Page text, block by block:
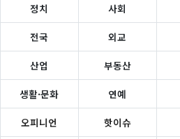
정치 사회
전국 외교
산업 부동산
생활·문화 연예
오피니언 핫이슈